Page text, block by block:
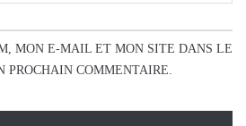
MON E-MAIL ET MON SITE DANS LE
PROCHAIN COMMENTAIRE.